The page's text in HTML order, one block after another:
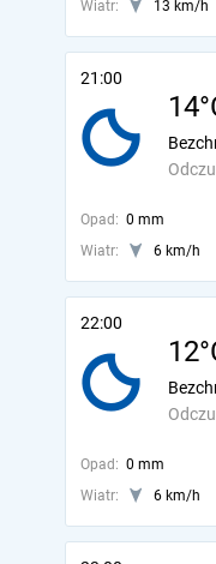
Wiatr:
13 km/h
21:00
Opad: 0 mm
Wiatr:
6 km/h
22:00
Opad: 0 mm
Wiatr:
6 km/h